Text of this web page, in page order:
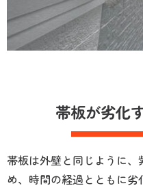
帯板が劣化
帯板は外壁と同じように
め、時間の経過とともに